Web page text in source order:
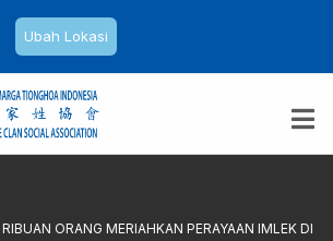
Ubah Lokasi
RIBUAN ORANG MERIAHKAN PERAYAAN IMLEK DI